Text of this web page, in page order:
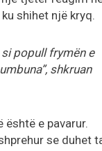
shihet një kryq.
popull frymën e
shkruan
e pavarur.
se duhet